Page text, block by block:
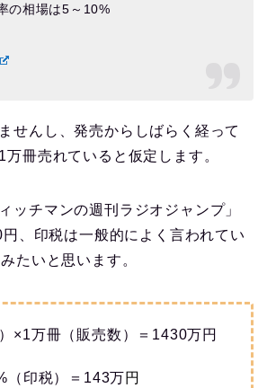
の相場は5～10%
せんし、発売からしばらく経って
冊売れていると仮定します。
ッチマンの週刊ラジオジャンプ」
、印税は一般的によく言われてい
たいと思います。
×1万冊（販売数）＝1430万円
（印税）＝143万円